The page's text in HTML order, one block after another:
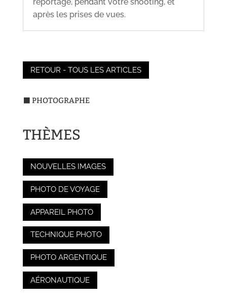
reportage, pendant votre shooting, et
après les prises de vues.
RETOUR - TOUS LES ARTICLES
⬛ PHOTOGRAPHE
THÈMES
NOUVELLES IMAGES
PHOTO DE VOYAGE
APPAREIL PHOTO
TECHNIQUE PHOTO
PHOTO ARGENTIQUE
AÉRONAUTIQUE